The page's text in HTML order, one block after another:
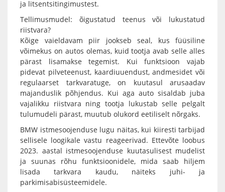
ja litsentsitingimustest.
Tellimusmudel: õigustatud teenus või lukustatud
riistvara?
Kõige vaieldavam piir jookseb seal, kus füüsiline
võimekus on autos olemas, kuid tootja avab selle alles
pärast lisamakse tegemist. Kui funktsioon vajab
pidevat pilveteenust, kaardiuuendust, andmesidet või
regulaarset tarkvaratuge, on kuutasul arusaadav
majanduslik põhjendus. Kui aga auto sisaldab juba
vajalikku riistvara ning tootja lukustab selle pelgalt
tulumudeli pärast, muutub olukord eetiliselt nõrgaks.
BMW istmesoojenduse lugu näitas, kui kiiresti tarbijad
sellisele loogikale vastu reageerivad. Ettevõte loobus
2023. aastal istmesoojenduse kuutasulisest mudelist
ja suunas rõhu funktsioonidele, mida saab hiljem
lisada tarkvara kaudu, näiteks juhi- ja
parkimisabisüsteemidele.